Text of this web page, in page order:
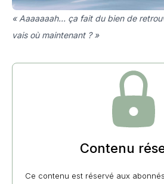
« Aaaaaaah… ça fait du bien de
vais où maintenant ? »
Contenu
Ce contenu est réservé aux